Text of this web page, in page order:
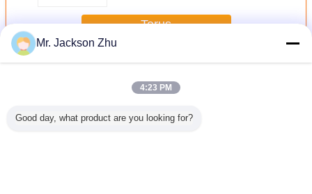
Terus
LebihGlasswool isolasi falit
Mr. Jackson Zhu
4:23 PM
Good day, what product are you looking for?